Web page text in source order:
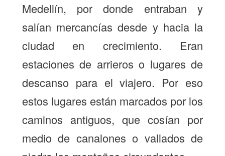
Medellín, por donde entraban y
salían mercancías desde y hacia la
ciudad en crecimiento. Eran
estaciones de arrieros o lugares de
descanso para el viajero. Por eso
estos lugares están marcados por los
caminos antiguos, que cosían por
medio de canalones o vallados de